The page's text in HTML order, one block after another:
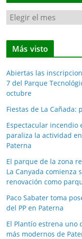
N
o
t
i
a
p
o
r
m
e
s
e
s
Más visto
Abiertas las
7 del Parque
octubre
Fiestas de La
Espectacular incendio
paraliza la actividad
Paterna
El parque de la zona
La Canyada comienza
renovación como
Paco Sabater toma
del PP en Paterna
El Plantío estrena uno
más modernos de